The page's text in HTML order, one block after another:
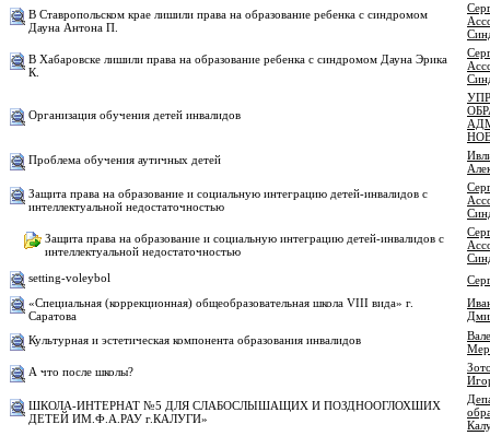
В Ставропольском крае лишили права на образование ребенка с синдромом
Дауна Антона П.
В Хабаровске лишили права на образование ребенка с синдромом Дауна Эрика
К.
Организация обучения детей инвалидов
Проблема обучения аутичных детей
Защита права на образование и социальную интеграцию детей-инвалидов с
интеллектуальной недостаточностью
Защита права на образование и социальную интеграцию детей-инвалидов с
интеллектуальной недостаточностью
setting-voleybol
«Специальная (коррекционная) общеобразовательная школа VIII вида» г.
Саратова
Культурная и эстетическая компонента образования инвалидов
А что после школы?
ШКОЛА-ИНТЕРНАТ №5 ДЛЯ СЛАБОСЛЫШАЩИХ И ПОЗДНООГЛОХШИХ
ДЕТЕЙ ИМ.Ф.А.РАУ г.КАЛУГИ»